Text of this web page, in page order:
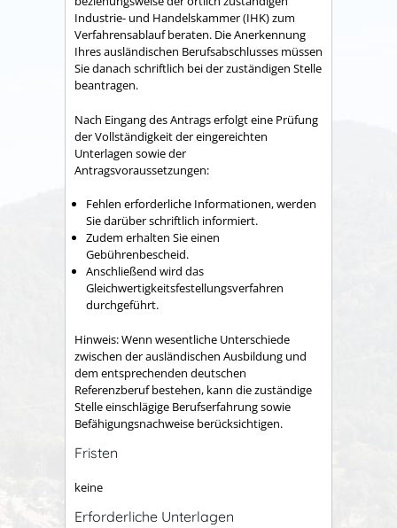
Industrie- und Handelskammer (IHK) zum
Verfahrensablauf beraten. Die Anerkennung
Ihres ausländischen Berufsabschlusses müssen
Sie danach schriftlich bei der zuständigen Stelle
beantragen.
Nach Eingang des Antrags erfolgt eine Prüfung
der Vollständigkeit der eingereichten
Unterlagen sowie der
Antragsvoraussetzungen:
Fehlen erforderliche Informationen, werden
Sie darüber schriftlich informiert.
Zudem erhalten Sie einen
Gebührenbescheid.
Anschließend wird das
Gleichwertigkeitsfestellungsverfahren
durchgeführt.
Hinweis: Wenn wesentliche Unterschiede
zwischen der ausländischen Ausbildung und
dem entsprechenden deutschen
Referenzberuf bestehen, kann die zuständige
Stelle einschlägige Berufserfahrung sowie
Befähigungsnachweise berücksichtigen.
Fristen
keine
Erforderliche Unterlagen